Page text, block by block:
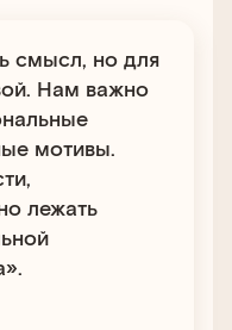
смысл, но для
Нам важно
мотивы.
лежать